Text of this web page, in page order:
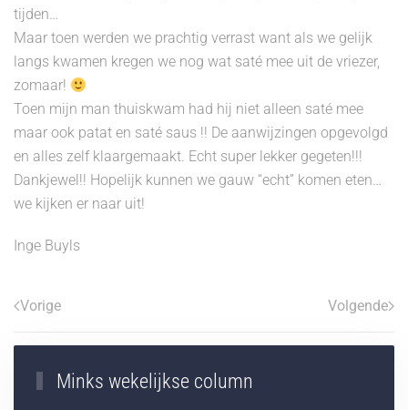
tijden…
Maar toen werden we prachtig verrast want als we gelijk
langs kwamen kregen we nog wat saté mee uit de vriezer,
zomaar!
Toen mijn man thuiskwam had hij niet alleen saté mee
maar ook patat en saté saus !! De aanwijzingen opgevolgd
en alles zelf klaargemaakt. Echt super lekker gegeten!!!
Dankjewel!! Hopelijk kunnen we gauw “echt” komen eten…
we kijken er naar uit!
Inge Buyls
Vorige Volgende
Minks wekelijkse column